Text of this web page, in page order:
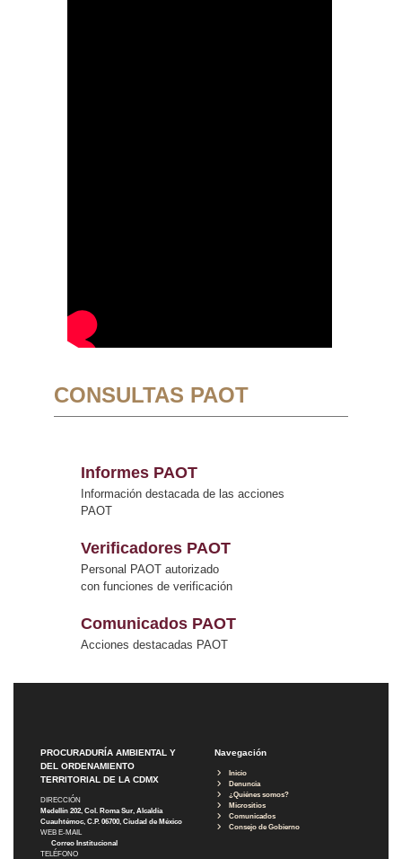
CONSULTAS PAOT
Informes PAOT
Información destacada de las acciones
PAOT
Verificadores PAOT
Personal PAOT autorizado
con funciones de verificación
Comunicados PAOT
Acciones destacadas PAOT
PROCURADURÍA AMBIENTAL Y
DEL ORDENAMIENTO
TERRITORIAL DE LA CDMX
DIRECCIÓN
Medellín 202, Col. Roma Sur, Alcaldía
Cuauhtémoc, C.P. 06700, Ciudad de México
WEB E-MAIL
Correo Institucional
TELÉFONO
Navegación
Inicio
Denuncia
¿Quiénes somos?
Micrositios
Comunicados
Consejo de Gobierno